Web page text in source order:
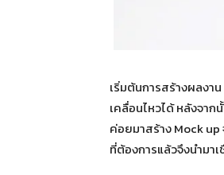
เริ่มต้นการสร้างผลงา
เคลื่อนไหวได้ หลังจา
ค่อยมาสร้าง Mock
ที่ต้องการแล้วจึงนำมาเ